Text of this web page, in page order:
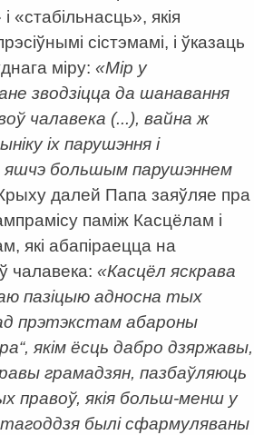
«стабільнасць», якія
сістэмамі, і ўказаць
міру: «Мір у
зводзіцца да шанавання
чалавека (...), вайна ж
іх парушэння і
яшчэ большым парушэннем
далей Папа заяўляе пра
паміж Касцёлам і
які абапіраецца на
чалавека: «Касцёл яскрава
пазіцыю адносна тых
прэтэкстам абароны
якім ёсць дабро дзяржавы,
грамадзян, пазбаўляюць
правоў, якія больш-менш у
былі сфармуляваны